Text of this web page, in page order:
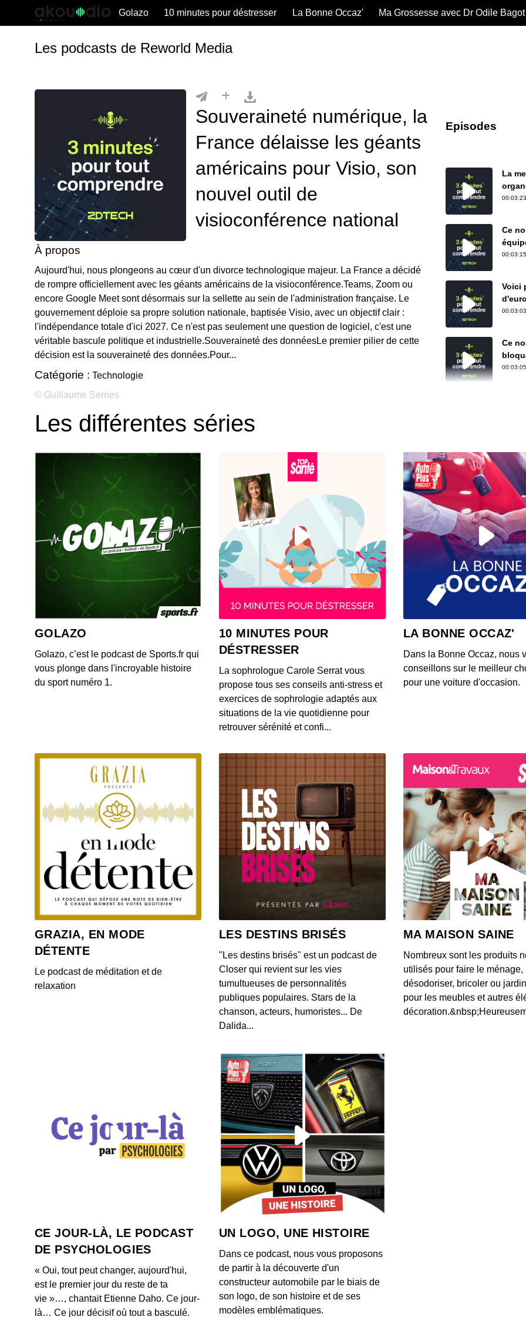
Golazo 10 minutes pour déstresser La Bonne Occaz' Ma Grossesse avec Dr Odile Bagot
Les podcasts de Reworld Media
Souveraineté numérique, la
France délaisse les géants
américains pour Visio, son
nouvel outil de
visioconférence national
À propos
Aujourd'hui, nous plongeons au cœur d'un divorce technologique majeur. La France a décidé
de rompre officiellement avec les géants américains de la visioconférence.Teams, Zoom ou
encore Google Meet sont désormais sur la sellette au sein de l'administration française. Le
gouvernement déploie sa propre solution nationale, baptisée Visio, avec un objectif clair :
l'indépendance totale d'ici 2027. Ce n'est pas seulement une question de logiciel, c'est une
véritable bascule politique et industrielle.Souveraineté des donnéesLe premier pilier de cette
décision est la souveraineté des données.Pour...
Catégorie : Technologie
© Guillaume Serries
Episodes
La
Ce
Voici
Ce
À
Face
00:03:14
Ce
00:02:26
Voici
Une
Une
chez
Une
Unis
00:03:00
Les différentes séries
GOLAZO
Golazo, c’est le podcast de Sports.fr qui
vous plonge dans l'incroyable histoire
du sport numéro 1.
10 MINUTES POUR
DÉSTRESSER
La sophrologue Carole Serrat vous
propose tous ses conseils anti-stress et
exercices de sophrologie adaptés aux
situations de la vie quotidienne pour
retrouver sérénité et confi...
LA BONNE OCCAZ'
Dans la Bonne Occaz, nous
conseillons sur le meilleur
pour une voiture d'occasion.
GRAZIA, EN MODE
DÉTENTE
Le podcast de méditation et de
relaxation
LES DESTINS BRISÉS
"Les destins brisés" est un podcast de
Closer qui revient sur les vies
tumultueuses de personnalités
publiques populaires. Stars de la
chanson, acteurs, humoristes... De
Dalida...
MA MAISON SAINE
Nombreux sont les produits
utilisés pour faire le ménage,
désodoriser, bricoler ou
pour les meubles et autres
CE JOUR-LÀ, LE PODCAST
DE PSYCHOLOGIES
« Oui, tout peut changer, aujourd'hui,
est le premier jour du reste de ta
vie »…, chantait Etienne Daho. Ce jour-
là… Ce jour décisif où tout a basculé.
UN LOGO, UNE HISTOIRE
Dans ce podcast, nous vous proposons
de partir à la découverte d'un
constructeur automobile par le biais de
son logo, de son histoire et de ses
modèles emblématiques.